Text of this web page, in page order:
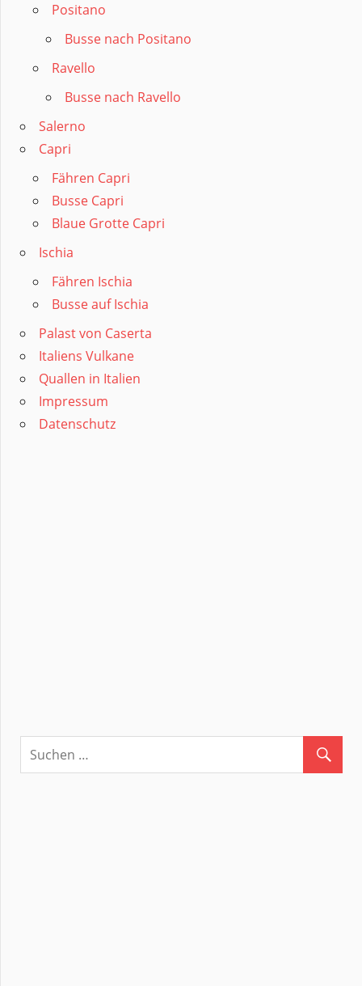
Positano
Busse nach Positano
Ravello
Busse nach Ravello
Salerno
Capri
Fähren Capri
Busse Capri
Blaue Grotte Capri
Ischia
Fähren Ischia
Busse auf Ischia
Palast von Caserta
Italiens Vulkane
Quallen in Italien
Impressum
Datenschutz